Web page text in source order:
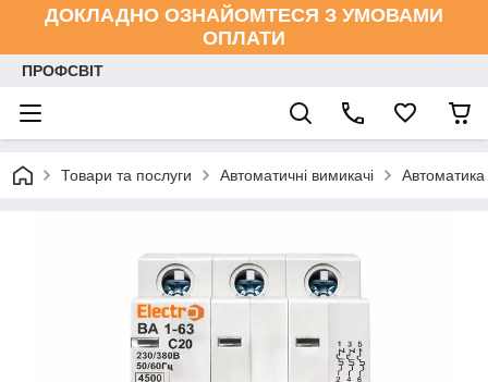
ДОКЛАДНО ОЗНАЙОМТЕСЯ З УМОВАМИ
ОПЛАТИ
ПРОФСВІТ
Товари та послуги Автоматичні вимикачі